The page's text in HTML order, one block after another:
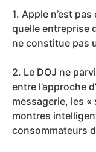
1. Apple n’est
quelle entreprise
ne constitue pas
2. Le DOJ ne
entre l’approche
messagerie, les
montres
consommateurs